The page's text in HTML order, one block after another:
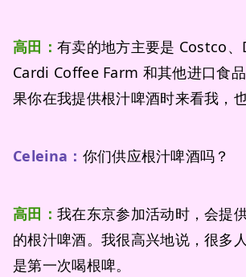
高田： 有卖的地方主要是 Costco、
Cardi Coffee Farm 和其他进口食
果你在我提供根汁啤酒时来看我，
Celeina： 你们供应根汁啤酒吗？
高田： 我在东京参加活动时，会提
的根汁啤酒。我很高兴地说，很多
是第一次喝根啤。